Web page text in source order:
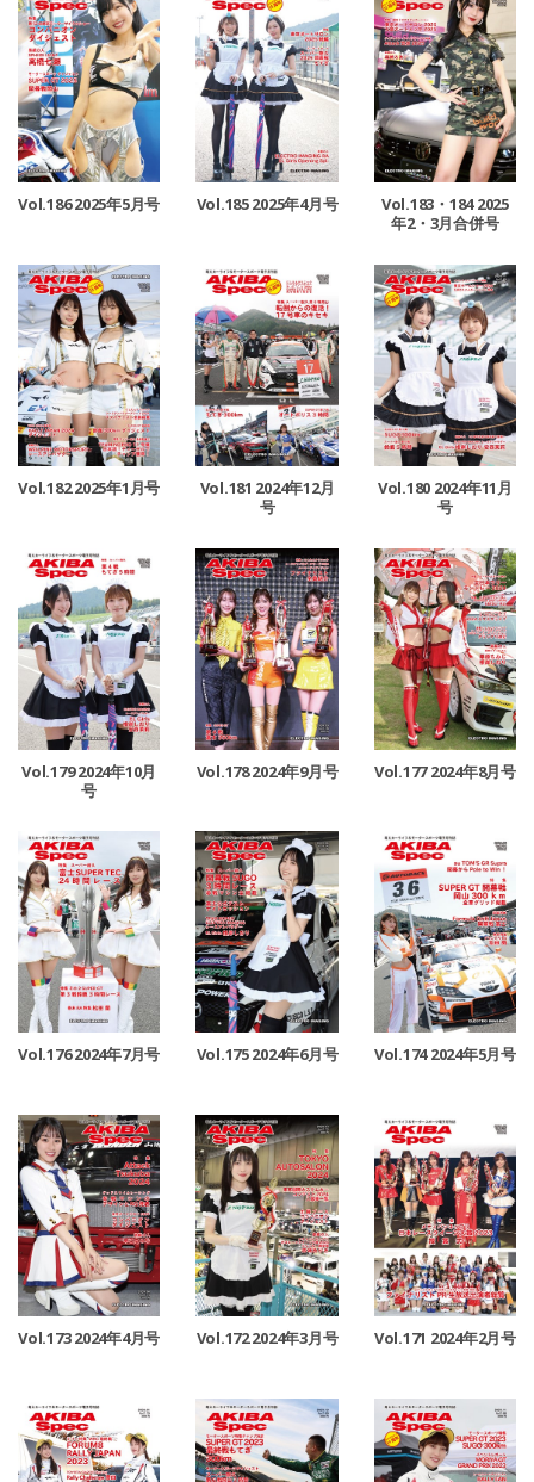
Vol.186 2025年5月号 Vol.185 2025年4月号
Vol.183・184 2025
年2・3月合併号
Vol.182 2025年1月号
Vol.181 2024年12月
号
Vol.180 2024年11月
号
Vol.179 2024年10月
号
Vol.178 2024年9月号 Vol.177 2024年8月号
Vol.176 2024年7月号 Vol.175 2024年6月号 Vol.174 2024年5月号
Vol.173 2024年4月号 Vol.172 2024年3月号 Vol.171 2024年2月号